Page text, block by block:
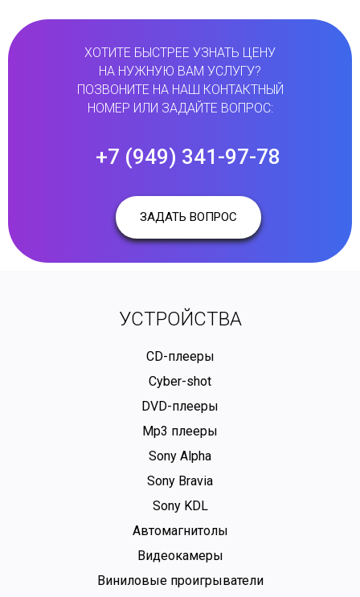
ХОТИТЕ БЫСТРЕЕ УЗНАТЬ ЦЕНУ
НА НУЖНУЮ ВАМ УСЛУГУ?
ПОЗВОНИТЕ НА НАШ КОНТАКТНЫЙ
НОМЕР ИЛИ ЗАДАЙТЕ ВОПРОС:
+7 (949) 341-97-78
ЗАДАТЬ ВОПРОС
УСТРОЙСТВА
CD-плееры
Cyber-shot
DVD-плееры
Mp3 плееры
Sony Alpha
Sony Bravia
Sony KDL
Автомагнитолы
Видеокамеры
Виниловые проигрыватели